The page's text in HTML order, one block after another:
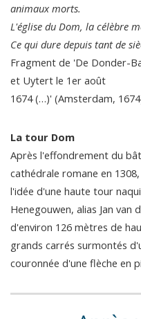
animaux morts.
L'église du Dom, la célèbre
Ce qui dure depuis tant de
Fragment de 'De Donder-
et Uytert le 1er août
1674 (…)' (Amsterdam,
La tour Dom
Après l'effondrement du
cathédrale romane en
l'idée d'une haute tour
Henegouwen, alias Jan
d'environ 126 mètres de
grands carrés surmontés
couronnée d'une flèche en